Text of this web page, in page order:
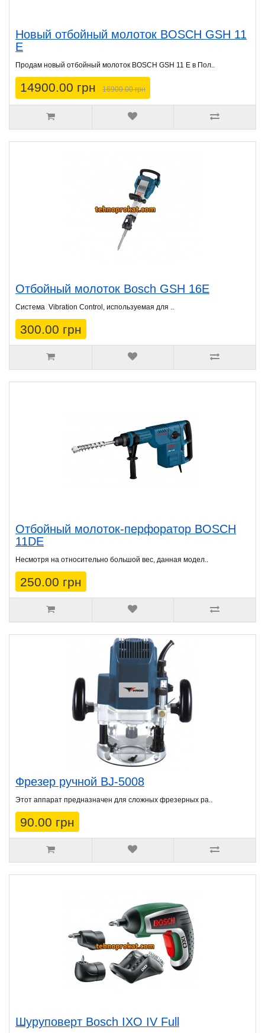
Новый отбойный молоток BOSCH GSH 11
E
Продам новый отбойный молоток BOSCH GSH 11 E в Пол..
14900.00 грн 16900.00 грн
Отбойный молоток Bosch GSH 16Е
Система Vibration Control, используемая для ..
300.00 грн
Отбойный молоток-перфоратор BOSCH
11DE
Несмотря на относительно большой вес, данная модел..
250.00 грн
Фрезер ручной BJ-5008
Этот аппарат предназначен для сложных фрезерных ра..
90.00 грн
Шуруповерт Bosch IXO IV Full